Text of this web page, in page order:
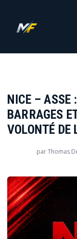
NICE – ASSE
BARRAGES
VOLONTÉ DE
parThomas